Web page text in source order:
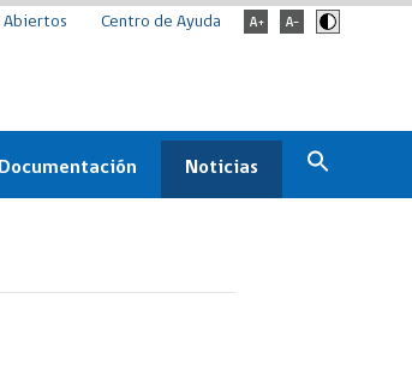
Abiertos Centro de Ayuda
Noticias
Archivo de noticias